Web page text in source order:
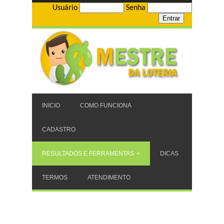
Usuário Senha
INICIO COMO FUNCIONA
CADASTRO
RESULTADOS E FERRAMENTAS DICAS
TERMOS ATENDIMENTO